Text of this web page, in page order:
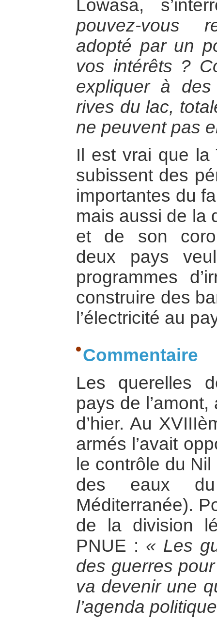
Lowasa,
pouvez-vous
adopté par un
vos intérêts ?
expliquer à
rives du lac,
ne peuvent pas
Il est vrai que la
subissent des
importantes du
mais aussi de la
et de son
deux pays
programmes
construire des
l’électricité au
Commentaire
Les querelles
pays de
d’hier. Au
armés l’avait
le contrôle du
des eaux
Méditerranée).
de la division
PNUE : « Les
des guerres pour
va devenir une
l’agenda